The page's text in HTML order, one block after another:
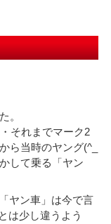
。
それまでマーク2
ら当時のヤング(^_
して乗る「ヤン
ヤン車」は今で言
は少し違うよう